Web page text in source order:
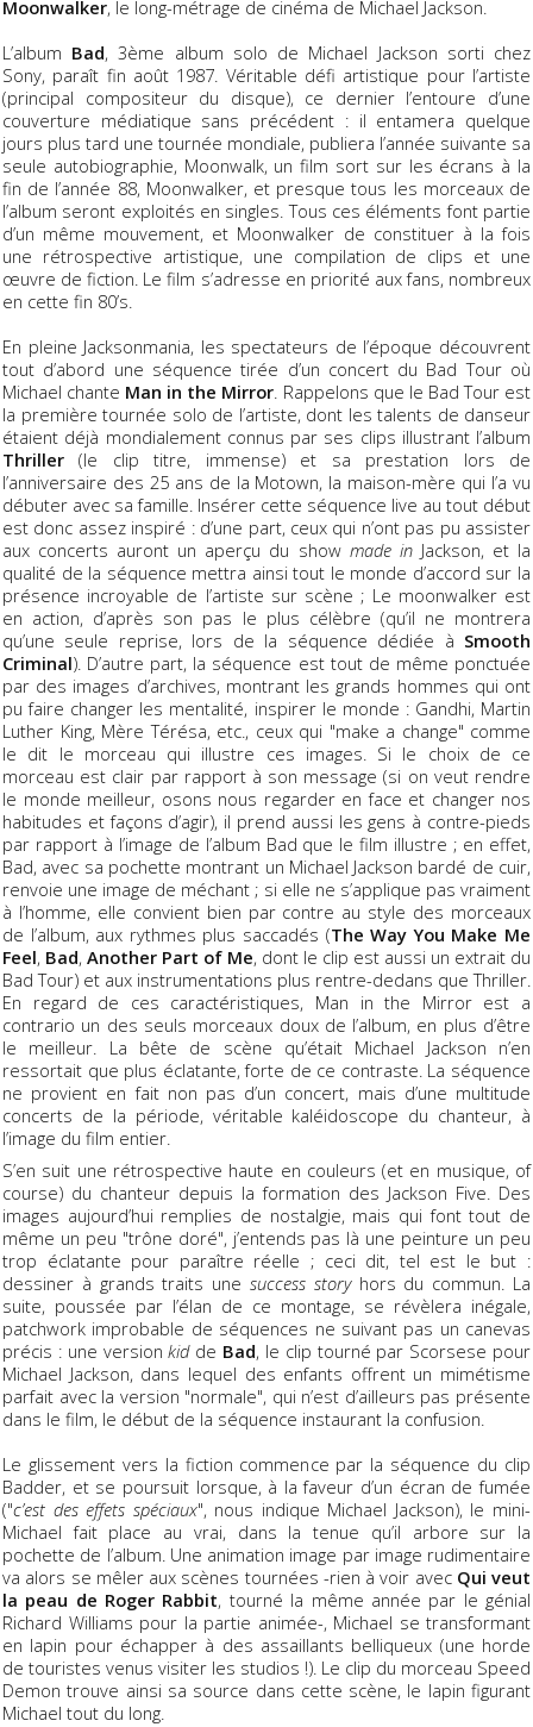
Moonwalker, le long-métrage de cinéma de Michael Jackson.
L’album Bad, 3ème album solo de Michael Jackson sorti chez
Sony, paraît fin août 1987. Véritable défi artistique pour l’artiste
(principal compositeur du disque), ce dernier l’entoure d’une
couverture médiatique sans précédent : il entamera quelque
jours plus tard une tournée mondiale, publiera l’année suivante sa
seule autobiographie, Moonwalk, un film sort sur les écrans à la
fin de l’année 88, Moonwalker, et presque tous les morceaux de
l’album seront exploités en singles. Tous ces éléments font partie
d’un même mouvement, et Moonwalker de constituer à la fois
une rétrospective artistique, une compilation de clips et une
œuvre de fiction. Le film s’adresse en priorité aux fans, nombreux
en cette fin 80’s.
En pleine Jacksonmania, les spectateurs de l’époque découvrent
tout d’abord une séquence tirée d’un concert du Bad Tour où
Michael chante Man in the Mirror. Rappelons que le Bad Tour est
la première tournée solo de l’artiste, dont les talents de danseur
étaient déjà mondialement connus par ses clips illustrant l’album
Thriller (le clip titre, immense) et sa prestation lors de
l’anniversaire des 25 ans de la Motown, la maison-mère qui l’a vu
débuter avec sa famille. Insérer cette séquence live au tout début
est donc assez inspiré : d’une part, ceux qui n’ont pas pu assister
aux concerts auront un aperçu du show made inJackson, et la
qualité de la séquence mettra ainsi tout le monde d’accord sur la
présence incroyable de l’artiste sur scène ; Le moonwalker est
en action, d’après son pas le plus célèbre (qu’il ne montrera
qu’une seule reprise, lors de la séquence dédiée à Smooth
Criminal). D’autre part, la séquence est tout de même ponctuée
par des images d’archives, montrant les grands hommes qui ont
pu faire changer les mentalité, inspirer le monde : Gandhi, Martin
Luther King, Mère Térésa, etc., ceux qui "make a change" comme
le dit le morceau qui illustre ces images. Si le choix de ce
morceau est clair par rapport à son message (si on veut rendre
le monde meilleur, osons nous regarder en face et changer nos
habitudes et façons d’agir), il prend aussi les gens à contre-pieds
par rapport à l’image de l’album Bad que le film illustre ; en effet,
Bad, avec sa pochette montrant un Michael Jackson bardé de cuir,
renvoie une image de méchant ; si elle ne s’applique pas vraiment
à l’homme, elle convient bien par contre au style des morceaux
de l’album, aux rythmes plus saccadés (The Way You Make Me
Feel, Bad, Another Part of Me, dont le clip est aussi un extrait du
Bad Tour) et aux instrumentations plus rentre-dedans que Thriller.
En regard de ces caractéristiques, Man in the Mirror est a
contrario un des seuls morceaux doux de l’album, en plus d’être
le meilleur. La bête de scène qu’était Michael Jackson n’en
ressortait que plus éclatante, forte de ce contraste. La séquence
ne provient en fait non pas d’un concert, mais d’une multitude
concerts de la période, véritable kaléidoscope du chanteur, à
l’image du film entier.
S’en suit une rétrospective haute en couleurs (et en musique, of
course) du chanteur depuis la formation des Jackson Five. Des
images aujourd’hui remplies de nostalgie, mais qui font tout de
même un peu "trône doré", j’entends pas là une peinture un peu
trop éclatante pour paraître réelle ; ceci dit, tel est le but :
dessiner à grands traits une success storyhors du commun. La
suite, poussée par l’élan de ce montage, se révèlera inégale,
patchwork improbable de séquences ne suivant pas un canevas
précis : une versionkidde Bad, le clip tourné par Scorsese pour
Michael Jackson, dans lequel des enfants offrent un mimétisme
parfait avec la version "normale", qui n’est d’ailleurs pas présente
dans le film, le début de la séquence instaurant la confusion.
Le glissement vers la fiction commence par la séquence du clip
Badder, et se poursuit lorsque, à la faveur d’un écran de fumée
("c’est des effets spéciaux", nous indique Michael Jackson), le mini-
Michael fait place au vrai, dans la tenue qu’il arbore sur la
pochette de l’album. Une animation image par image rudimentaire
va alors se mêler aux scènes tournées -rien à voir avec Qui veut
la peau de Roger Rabbit, tourné la même année par le génial
Richard Williams pour la partie animée-, Michael se transformant
en lapin pour échapper à des assaillants belliqueux (une horde
de touristes venus visiter les studios !). Le clip du morceau Speed
Demon trouve ainsi sa source dans cette scène, le lapin figurant
Michael tout du long.